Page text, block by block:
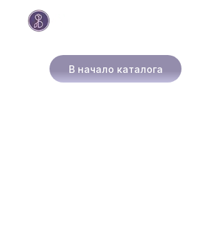
В начало каталога